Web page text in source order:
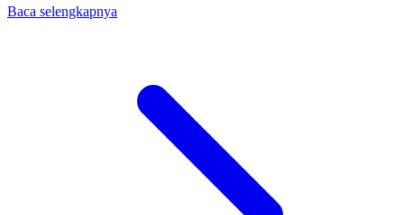
Baca selengkapnya